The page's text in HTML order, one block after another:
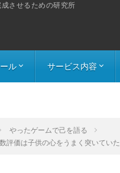
させるための研究所
ル サービス内容
やったゲームで己を語る
評価は子供の心をうまく突いていた